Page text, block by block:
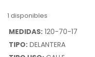
1 disponibles
MEDIDAS: 120-70-17
TIPO: DELANTERA